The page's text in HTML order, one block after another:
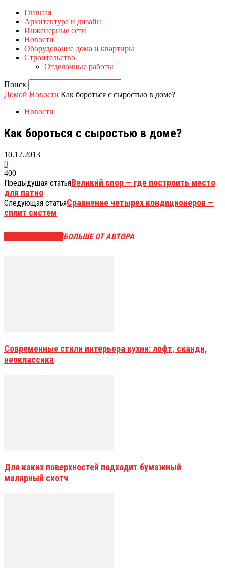
Главная
Архитектура и дизайн
Инженерные сети
Новости
Оборудование дома и квартиры
Строительство
Отделочные работы
Поиск
Домой Новости Как бороться с сыростью в доме?
Новости
Как бороться с сыростью в доме?
10.12.2013
0
400
Предыдущая статьяВеликий спор — где построить место
для патио
Следующая статьяСравнение четырех кондиционеров —
сплит систем
БОЛЬШЕ ОТ АВТОРА
Современные стили интерьера кухни: лофт, сканди,
неоклассика
Для каких поверхностей подходит бумажный
малярный скотч